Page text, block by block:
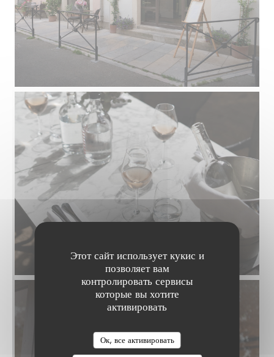
Этот сайт использует кукис и
позволяет вам
контролировать сервисы
которые вы хотите
активировать
Ок, все активировать